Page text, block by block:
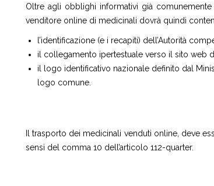
Oltre agli obblighi informativi già
venditore online di medicinali dovrà quindi
l’identificazione (e i recapiti) dell’Autorità
il collegamento ipertestuale verso il sito web
il logo identificativo nazionale definito dal
logo comune.
Il trasporto dei medicinali venduti online, deve
sensi del comma 10 dell’articolo 112-quarter.